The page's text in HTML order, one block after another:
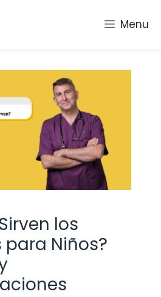
Menu
los
Niños?